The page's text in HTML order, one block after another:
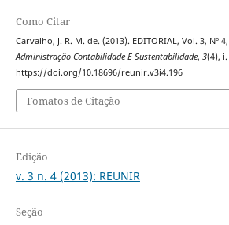
Como Citar
Carvalho, J. R. M. de. (2013). EDITORIAL, Vol. 3, Nº
Administração Contabilidade E Sustentabilidade, 3(4), i.
https://doi.org/10.18696/reunir.v3i4.196
Fomatos de Citação
Edição
v. 3 n. 4 (2013): REUNIR
Seção